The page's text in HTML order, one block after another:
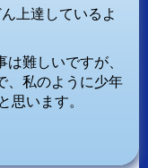
上達しているよ
難しいですが、
、私のように少年
思います。